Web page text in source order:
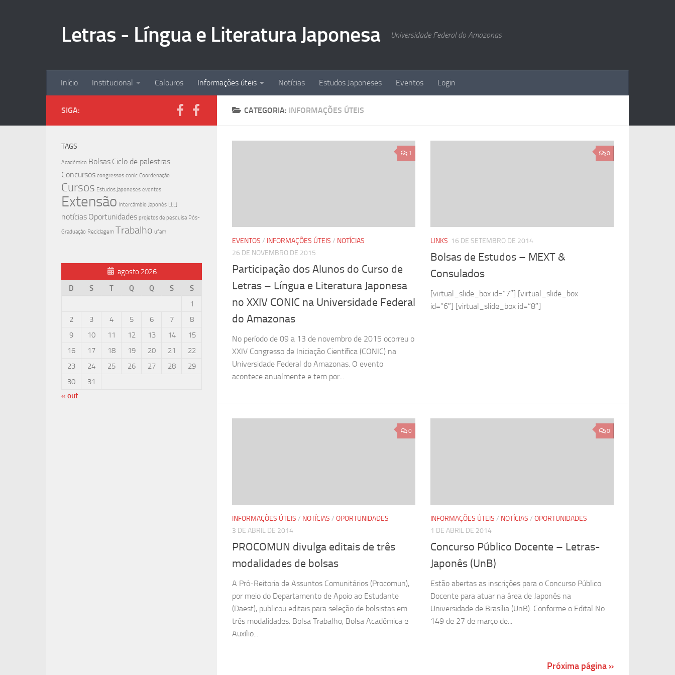
Letras - Língua e Literatura Japonesa Universidade Federal do Amazonas
Início Institucional Calouros Informações úteis Notícias Estudos Japoneses Eventos Login
CATEGORIA: INFORMAÇÕES ÚTEIS
1
EVENTOS / INFORMAÇÕES ÚTEIS / NOTÍCIAS
26 DE NOVEMBRO DE 2015
Participação dos Alunos do Curso de
Letras – Língua e Literatura Japonesa
no XXIV CONIC na Universidade Federal
do Amazonas
No período de 09 a 13 de novembro de 2015 ocorreu o
XXIV Congresso de Iniciação Científica (CONIC) na
Universidade Federal do Amazonas. O evento
acontece anualmente e tem por...
0
LINKS 16 DE SETEMBRO DE 2014
Bolsas de Estudos – MEXT &
Consulados
[virtual_slide_box id=”7″] [virtual_slide_box
id=”6″] [virtual_slide_box id=”8″]
0
INFORMAÇÕES ÚTEIS / NOTÍCIAS / OPORTUNIDADES
3 DE ABRIL DE 2014
PROCOMUN divulga editais de três
modalidades de bolsas
A Pró-Reitoria de Assuntos Comunitários (Procomun),
por meio do Departamento de Apoio ao Estudante
(Daest), publicou editais para seleção de bolsistas em
três modalidades: Bolsa Trabalho, Bolsa Acadêmica e
Auxílio...
0
INFORMAÇÕES ÚTEIS / NOTÍCIAS / OPORTUNIDADES
1 DE ABRIL DE 2014
Concurso Público Docente – Letras-
Japonês (UnB)
Estão abertas as inscrições para o Concurso Público
Docente para atuar na área de Japonês na
Universidade de Brasília (UnB). Conforme o Edital No
149 de 27 de março de...
Próxima página »
SIGA:
TAGS
Acadêmico Bolsas Ciclo de palestras
Concursos congressos conic Coordenação
Cursos Estudos Japoneses eventos
Extensão Intercâmbio Japonês LLLJ
notícias Oportunidades projetos de pesquisa Pós-
Graduação Reciclagem Trabalho ufam
agosto 2026
D
S T Q Q S
S
1
2
3 4 5 6 7
8
9
10 11 12 13 14
15
16
17 18 19 20 21
22
23
24 25 26 27 28
29
30
31
« out